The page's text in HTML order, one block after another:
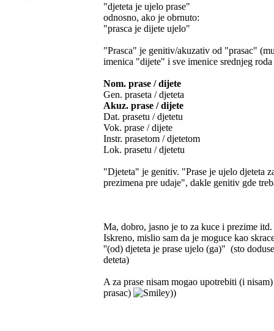
"djeteta je ujelo prase"
odnosno, ako je obrnuto:
"prasca je dijete ujelo"
"Prasca" je genitiv/akuzativ od "prasac"
imenica "dijete" i sve imenice srednjeg
Nom. prase / dijete
Gen. praseta / djeteta
Akuz. prase / dijete
Dat. prasetu / djetetu
Vok. prase / dijete
Instr. prasetom / djetetom
Lok. prasetu / djetetu
"Djeteta" je genitiv. "Prase je ujelo djeteta
prezimena pre udaje", dakle genitiv gde
Ma, dobro, jasno je to za kuce i prezime
Iskreno, mislio sam da je moguce kao
''(od) djeteta je prase ujelo (ga)" (sto
deteta)
A za prase nisam mogao upotrebiti (i
prasac)
))